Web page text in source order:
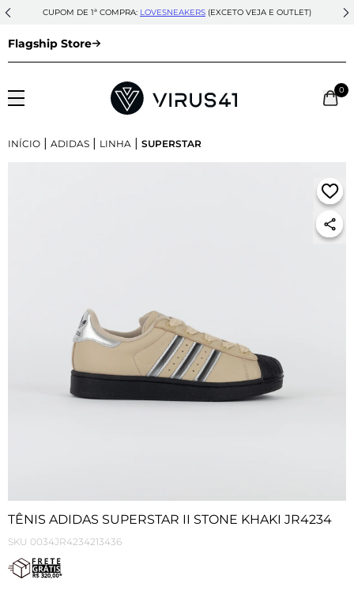
CUPOM DE 1ª COMPRA: LOVESNEAKERS (EXCETO VEJA E OUTLET)
Flagship Store
0
INÍCIO | ADIDAS | LINHA | SUPERSTAR
TÊNIS ADIDAS SUPERSTAR II STONE KHAKI JR4234
SKU 0034JR4234213436